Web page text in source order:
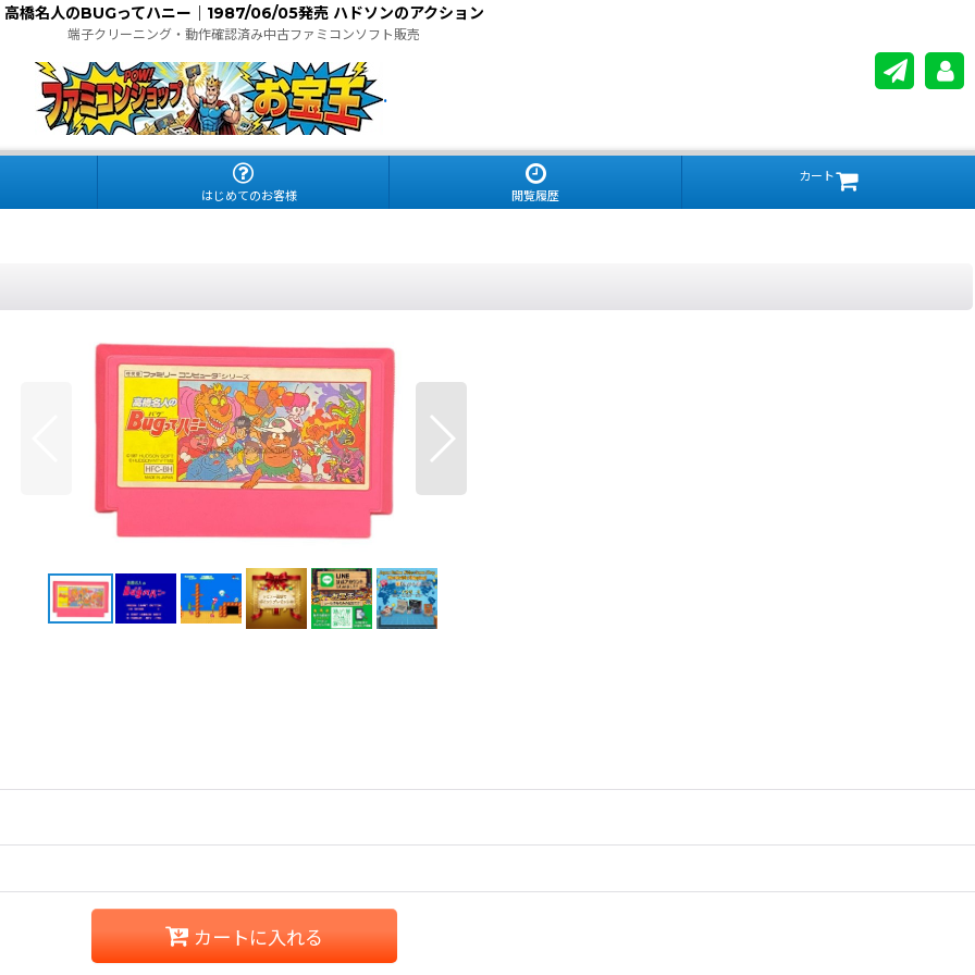
高橋名人のBUGってハニー｜1987/06/05発売 ハドソンのアクション
端子クリーニング・動作確認済み中古ファミコンソフト販売
.
はじめてのお客様 閲覧履歴
カート
カートに入れる